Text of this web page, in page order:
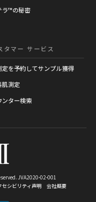
ラ™の秘密
タマー サービス
定を予約してサンプル獲得
肌測定
ンター検索
JVA2020-02-001
セシビリティ声明
会社概要